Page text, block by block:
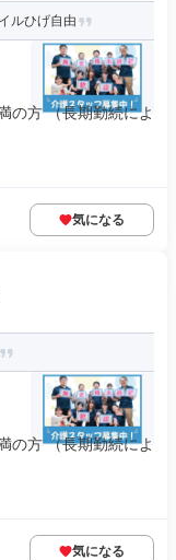
ルひげ自由
の方 （長期勤続によ
気になる
の方 （長期勤続によ
気になる